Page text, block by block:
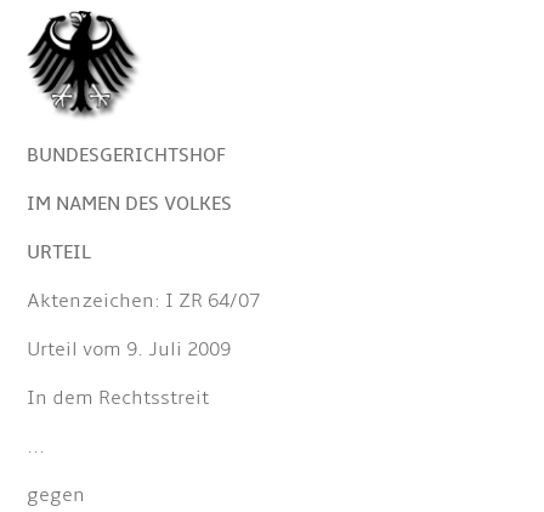
BUNDESGERICHTSHOF
IM NAMEN DES VOLKES
URTEIL
Aktenzeichen: I ZR 64/07
Urteil vom 9. Juli 2009
In dem Rechtsstreit
...
gegen